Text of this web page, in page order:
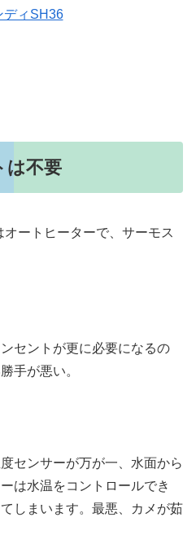
ディSH36
は不要
オートヒーターで、サーモス
セントが更に必要になるの
手が悪い。
センサーが万が一、水面から
は水温をコントロールでき
しまいます。最悪、カメが茹